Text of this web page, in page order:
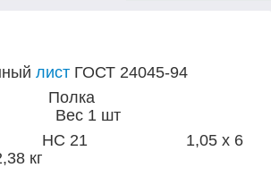
лист ГОСТ 24045-94
Полка
Вес 1 шт
НС 21 1,05 х 6
кг